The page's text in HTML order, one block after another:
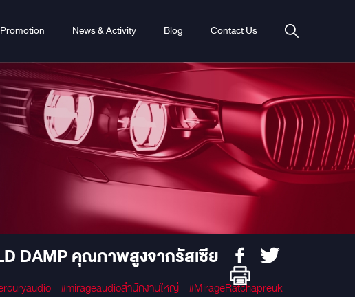
Promotion News & Activity Blog Contact Us
DAMP คุณภาพสูงจากรัสเซีย
#mirageaudioสำนักงานใหญ่ #MirageRatchapreuk